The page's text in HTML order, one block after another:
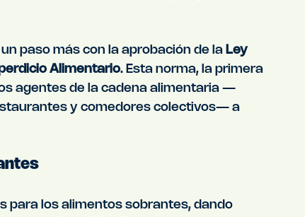
paso más con la aprobación de la Ley
Alimentario. Esta norma, la primera
agentes de la cadena alimentaria —
y comedores colectivos— a
para los alimentos sobrantes, dando